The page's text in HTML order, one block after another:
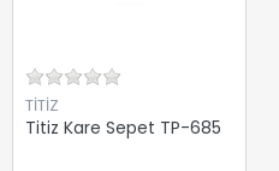
TİTİZ
Titiz Kare Sepet TP-685